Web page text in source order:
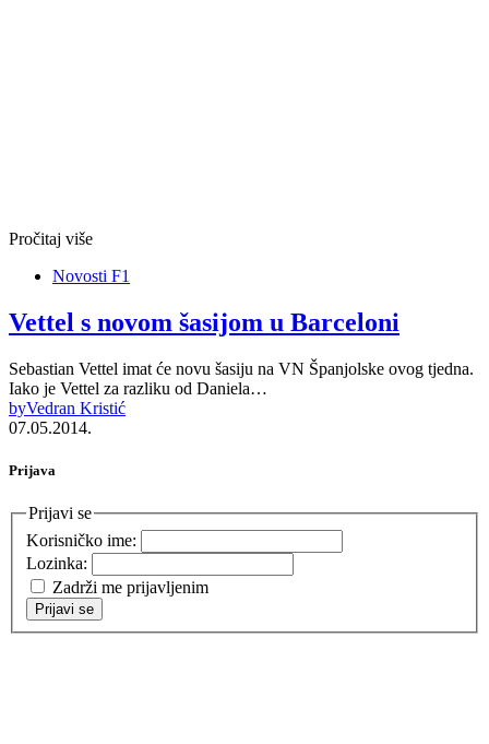
Pročitaj više
Novosti F1
Vettel s novom šasijom u Barceloni
Sebastian Vettel imat će novu šasiju na VN Španjolske ovog tjedna.
Iako je Vettel za razliku od Daniela…
byVedran Kristić
07.05.2014.
Prijava
Prijavi se
Korisničko ime:
Lozinka:
Zadrži me prijavljenim
Prijavi se